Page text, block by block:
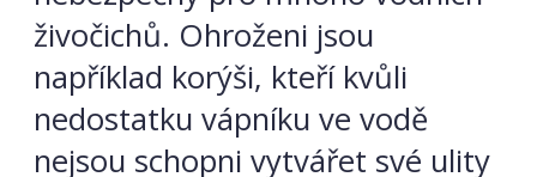
živočichů. Ohroženi jsou
například korýši, kteří kvůli
nedostatku vápníku ve vodě
nejsou schopni vytvářet své ulity